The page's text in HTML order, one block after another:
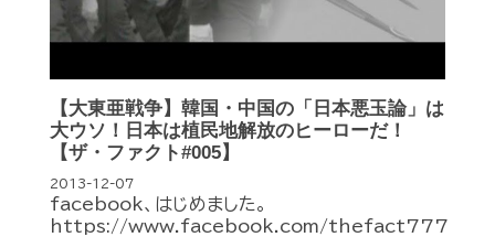
【大東亜戦争】韓国・中国の「日本悪玉論」は
大ウソ！日本は植民地解放のヒーローだ！
【ザ・ファクト#005】
2013-12-07
facebook、はじめました。
https://www.facebook.com/thefact777